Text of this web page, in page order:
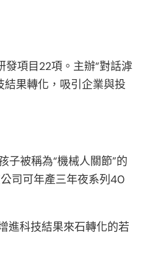
項目22項。主辦“對話滹
結果轉化，吸引企業與投
子被稱為“機械人關節”的
司可年產三年夜系列40
進科技結果來石轉化的若